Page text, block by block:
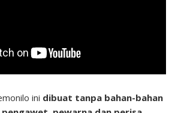
ini dibuat tanpa bahan-bahan